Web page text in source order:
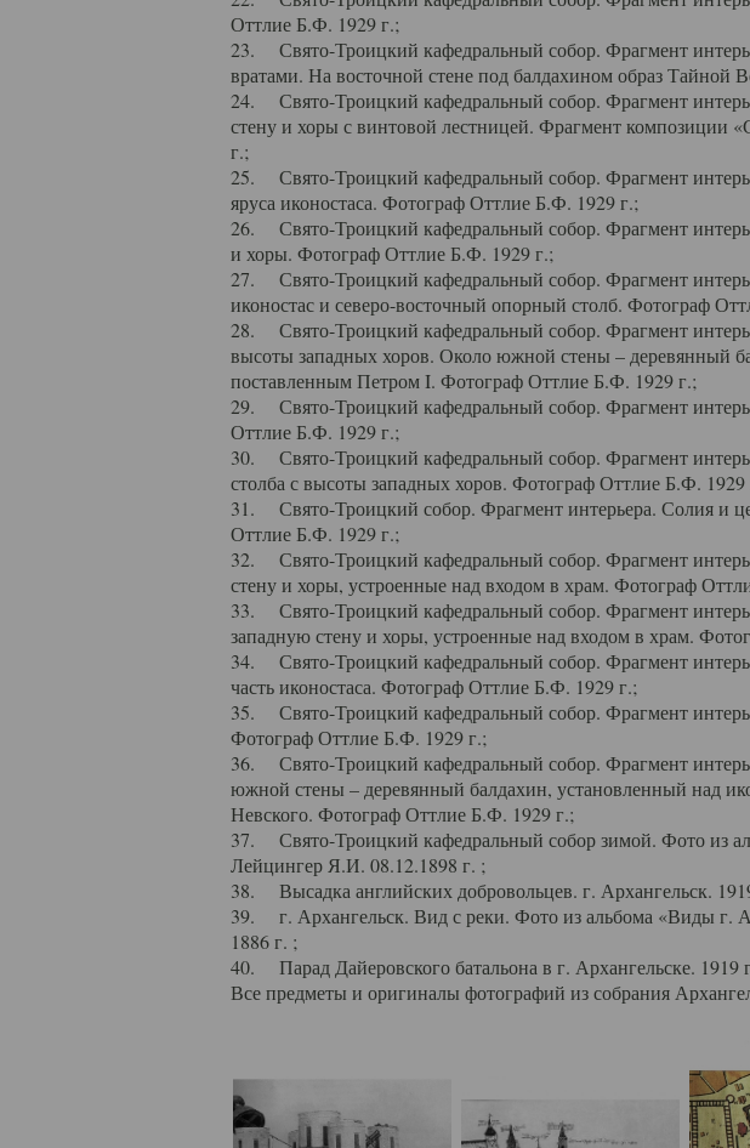
Оттлие Б.Ф. 1929 г.;
23. Свято-Троицкий кафедральный собор. Фрагмент
вратами. На восточной стене под балдахином образ Тайной
24. Свято-Троицкий кафедральный собор. Фрагмент
стену и хоры с винтовой лестницей. Фрагмент
г.;
25. Свято-Троицкий кафедральный собор. Фрагмент
яруса иконостаса. Фотограф Оттлие Б.Ф. 1929 г.;
26. Свято-Троицкий кафедральный собор. Фрагмент
и хоры. Фотограф Оттлие Б.Ф. 1929 г.;
27. Свято-Троицкий кафедральный собор. Фрагмент
иконостас и северо-восточный опорный столб. Фотограф
28. Свято-Троицкий кафедральный собор. Фрагмент
высоты западных хоров. Около южной стены – деревянный
поставленным Петром I. Фотограф Оттлие Б.Ф. 1929 г.;
29. Свято-Троицкий кафедральный собор. Фрагмент
Оттлие Б.Ф. 1929 г.;
30. Свято-Троицкий кафедральный собор. Фрагмент
столба с высоты западных хоров. Фотограф Оттлие Б.Ф. 1929
31. Свято-Троицкий собор. Фрагмент интерьера. Солия и
Оттлие Б.Ф. 1929 г.;
32. Свято-Троицкий кафедральный собор. Фрагмент
стену и хоры, устроенные над входом в храм. Фотограф
33. Свято-Троицкий кафедральный собор. Фрагмент
западную стену и хоры, устроенные над входом в храм.
34. Свято-Троицкий кафедральный собор. Фрагмент
часть иконостаса. Фотограф Оттлие Б.Ф. 1929 г.;
35. Свято-Троицкий кафедральный собор. Фрагмент
Фотограф Оттлие Б.Ф. 1929 г.;
36. Свято-Троицкий кафедральный собор. Фрагмент
южной стены – деревянный балдахин, установленный над
Невского. Фотограф Оттлие Б.Ф. 1929 г.;
37. Свято-Троицкий кафедральный собор зимой. Фото из
Лейцингер Я.И. 08.12.1898 г. ;
38. Высадка английских добровольцев. г. Архангельск.
39. г. Архангельск. Вид с реки. Фото из альбома «Виды г.
1886 г. ;
40. Парад Дайеровского батальона в г. Архангельске.
Все предметы и оригиналы фотографий из собрания